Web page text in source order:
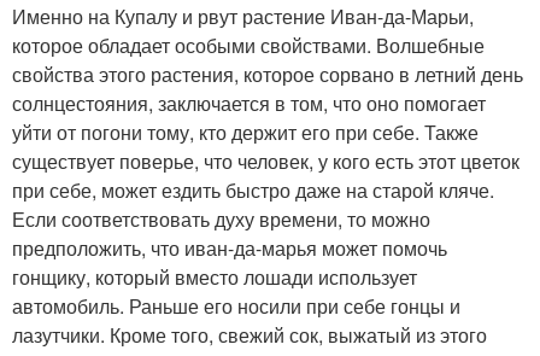
Именно на Купалу и рвут растение Иван-да-Марьи,
которое обладает особыми свойствами. Волшебные
свойства этого растения, которое сорвано в летний день
солнцестояния, заключается в том, что оно помогает
уйти от погони тому, кто держит его при себе. Также
существует поверье, что человек, у кого есть этот цветок
при себе, может ездить быстро даже на старой кляче.
Если соответствовать духу времени, то можно
предположить, что иван-да-марья может помочь
гонщику, который вместо лошади использует
автомобиль. Раньше его носили при себе гонцы и
лазутчики. Кроме того, свежий сок, выжатый из этого